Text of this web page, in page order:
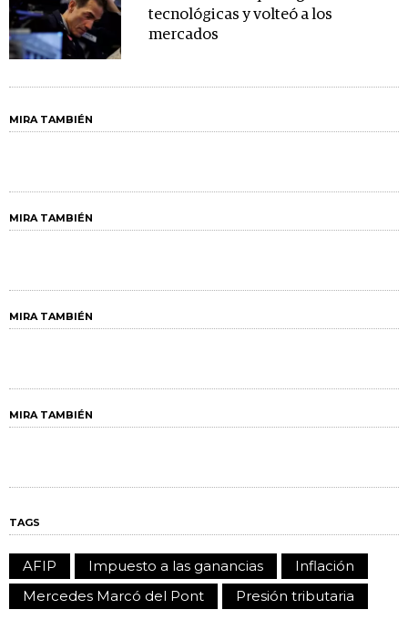
tecnológicas y volteó a los
mercados
MIRA TAMBIÉN
MIRA TAMBIÉN
MIRA TAMBIÉN
MIRA TAMBIÉN
TAGS
AFIP Impuesto a las ganancias
Inflación
Mercedes Marcó del Pont
Presión tributaria